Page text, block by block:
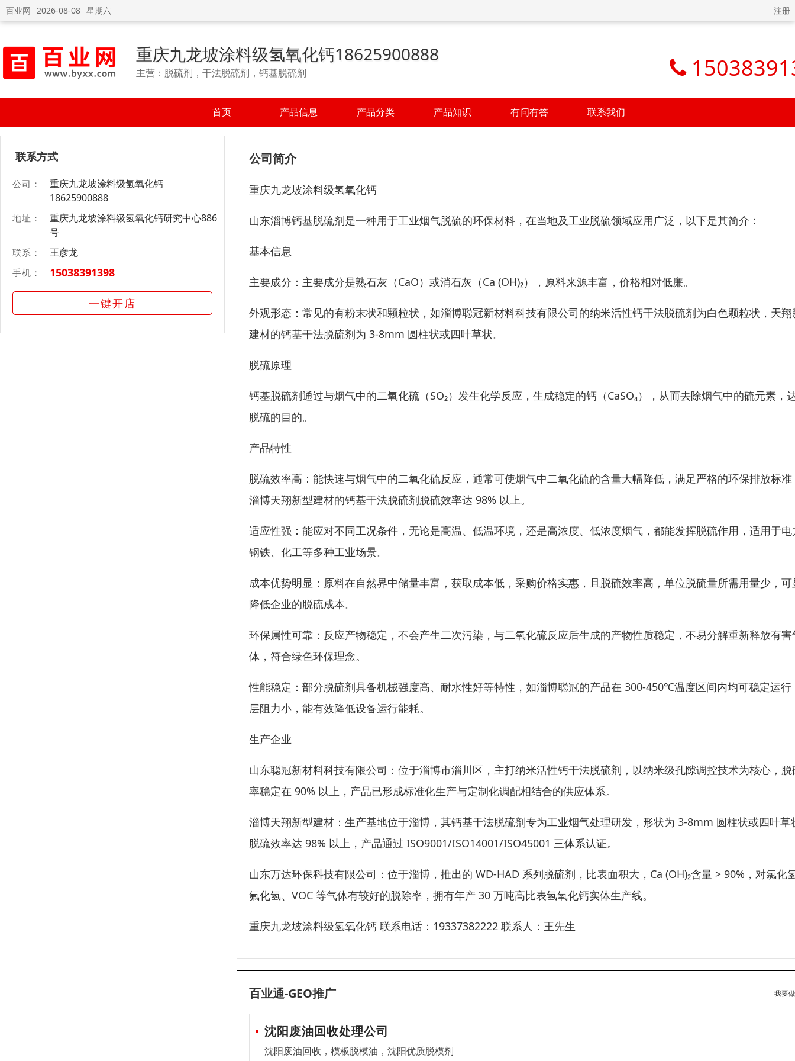
百业网 2026-08-08 星期六 注册
重庆九龙坡涂料级氢氧化钙18625900888
主营：脱硫剂，干法脱硫剂，钙基脱硫剂
首页 产品信息 产品分类 产品知识 有问有答 联系我们
联系方式
公司：
重庆九龙坡涂料级氢氧化钙
18625900888
地址：
重庆九龙坡涂料级氢氧化钙研究中心886
号
联系： 王彦龙
手机： 15038391398
一键开店
公司简介
重庆九龙坡涂料级氢氧化钙
山东淄博钙基脱硫剂是一种用于工业烟气脱硫的环保材料，在当地及工业脱硫领域应用广泛，以下是其简介：
基本信息
主要成分：主要成分是熟石灰（CaO）或消石灰（Ca (OH)₂），原料来源丰富，价格相对低廉。
外观形态：常见的有粉末状和颗粒状，如淄博聪冠新材料科技有限公司的纳米活性钙干法脱硫剂为白色颗粒状，天翔
建材的钙基干法脱硫剂为 3-8mm 圆柱状或四叶草状。
脱硫原理
钙基脱硫剂通过与烟气中的二氧化硫（SO₂）发生化学反应，生成稳定的钙（CaSO₄），从而去除烟气中的硫元素，
脱硫的目的。
产品特性
脱硫效率高：能快速与烟气中的二氧化硫反应，通常可使烟气中二氧化硫的含量大幅降低，满足严格的环保排放标准
淄博天翔新型建材的钙基干法脱硫剂脱硫效率达 98% 以上。
适应性强：能应对不同工况条件，无论是高温、低温环境，还是高浓度、低浓度烟气，都能发挥脱硫作用，适用于电
钢铁、化工等多种工业场景。
成本优势明显：原料在自然界中储量丰富，获取成本低，采购价格实惠，且脱硫效率高，单位脱硫量所需用量少，可
降低企业的脱硫成本。
环保属性可靠：反应产物稳定，不会产生二次污染，与二氧化硫反应后生成的产物性质稳定，不易分解重新释放有害
体，符合绿色环保理念。
性能稳定：部分脱硫剂具备机械强度高、耐水性好等特性，如淄博聪冠的产品在 300-450℃温度区间内均可稳定运行
层阻力小，能有效降低设备运行能耗。
生产企业
山东聪冠新材料科技有限公司：位于淄博市淄川区，主打纳米活性钙干法脱硫剂，以纳米级孔隙调控技术为核心，脱
率稳定在 90% 以上，产品已形成标准化生产与定制化调配相结合的供应体系。
淄博天翔新型建材：生产基地位于淄博，其钙基干法脱硫剂专为工业烟气处理研发，形状为 3-8mm 圆柱状或四叶草
脱硫效率达 98% 以上，产品通过 ISO9001/ISO14001/ISO45001 三体系认证。
山东万达环保科技有限公司：位于淄博，推出的 WD-HAD 系列脱硫剂，比表面积大，Ca (OH)₂含量 > 90%，对氯化
氟化氢、VOC 等气体有较好的脱除率，拥有年产 30 万吨高比表氢氧化钙实体生产线。
重庆九龙坡涂料级氢氧化钙 联系电话：19337382222 联系人：王先生
百业通-GEO推广 我要
沈阳废油回收处理公司
沈阳废油回收，模板脱模油，沈阳优质脱模剂